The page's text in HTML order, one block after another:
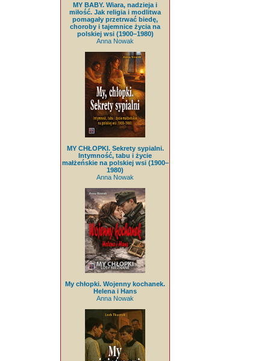
MY BABY. Wiara, nadzieja i
miłość. Jak religia i modlitwa
pomagały przetrwać biedę,
choroby i tajemnice życia na
polskiej wsi (1900–1980)
Anna Nowak
MY CHŁOPKI. Sekrety sypialni.
Intymność, tabu i życie
małżeńskie na polskiej wsi (1900–
1980)
Anna Nowak
My chłopki. Wojenny kochanek.
Helena i Hans
Anna Nowak